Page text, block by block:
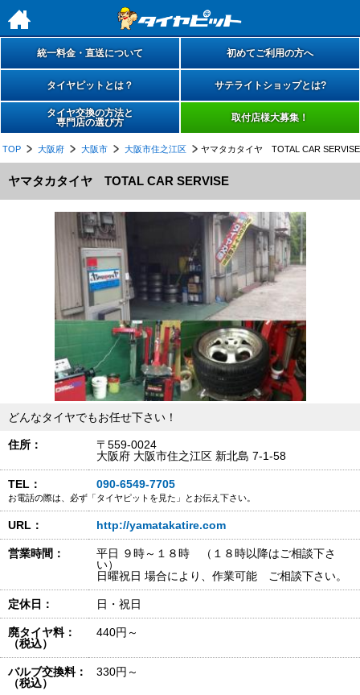
h
統一料金・直送について 初めてご利用の方へ
タイヤピットとは？ サテライトショップとは?
タイヤ交換の方法と
専門店の選び方
取付店様大募集！
TOP 大阪府 大阪市 大阪市住之江区 ヤマタカタイヤ TOTAL CAR SERVISE
ヤマタカタイヤ TOTAL CAR SERVISE
どんなタイヤでもお任せ下さい！
住所：
〒559-0024
大阪府 大阪市住之江区 新北島 7-1-58
TEL： 090-6549-7705
お電話の際は、必ず「タイヤピットを見た」とお伝え下さい。
URL： http://yamatakatire.com
営業時間：
平日 ９時～１８時 （１８時以降はご相談下さ
い）
日曜祝日 場合により、作業可能 ご相談下さい。
定休日： 日・祝日
廃タイヤ料：
（税込）
440円～
バルブ交換料：
（税込）
330円～